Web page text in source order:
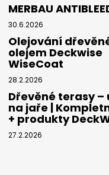
MERBAU
30.6.2026
Olejování
olejem Deckwise
WiseCoat
28.2.2026
Dřevěné terasy –
na jaře |
+ produkty
27.2.2026